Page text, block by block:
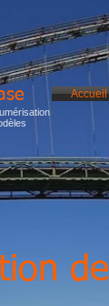
Accueil